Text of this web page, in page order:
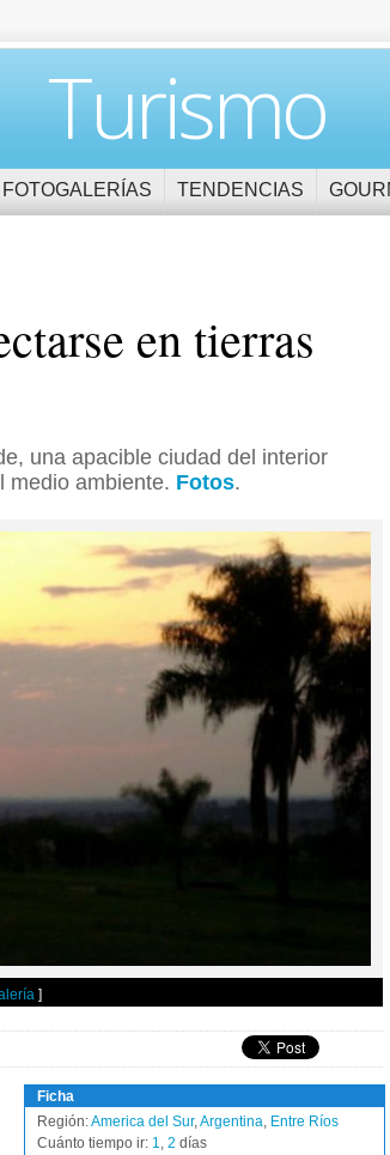
Turismo
FOTOGALERÍAS TENDENCIAS
en tierras
una apacible ciudad del interior
medio ambiente. Fotos.
]
Ficha
Región:America del Sur,Argentina, Entre Ríos
Cuánto tiempo ir: 1, 2 días